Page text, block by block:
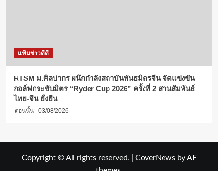
แฟ้มข่าวดีดี
RTSM ม.ศิลปากร ผนึกกำลังสถาบันพันธมิตรจีน จัดแข่งขัน
กอล์ฟกระชับมิตร “Ryder Cup 2026” ครั้งที่ 2 สานสัมพันธ์
ไทย-จีน ยั่งยืน
ตอนนั้น 03/08/2026
Copyright © All rights reserved. CoverNewsby AF